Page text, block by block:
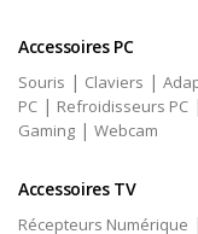
Accessoires PC
Souris | Claviers |
PC | Refroidisseurs PC |
Gaming | Webcam
Accessoires TV
Récepteurs Numérique |